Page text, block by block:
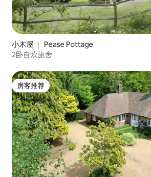
小木屋 ｜ Pease Pottage
2卧自炊旅舍
房客推荐
房客推荐